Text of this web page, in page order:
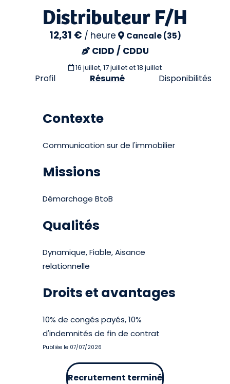
Distributeur F/H
12,31 € / heure Cancale (35)
CIDD / CDDU
16 juillet, 17 juillet et 18 juillet
Profil Résumé Disponibilités
Contexte
Communication sur de l'immobilier
Missions
Démarchage BtoB
Qualités
Dynamique, Fiable, Aisance
relationnelle
Droits et avantages
10% de congés payés, 10%
d'indemnités de fin de contrat
Publiée le 07/07/2026
Recrutement terminé